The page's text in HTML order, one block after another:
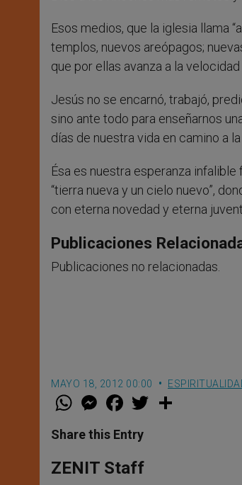
Esos medios, que la iglesia llama
templos, nuevos areópagos;
que por ellas avanza a la
Jesús no se encarnó, trabajó,
sino ante todo para enseñarnos
días de nuestra vida en camino a
Ésa es nuestra esperanza
“tierra nueva y un cielo nuevo”,
con eterna novedad y eterna
Publicaciones
Publicaciones no relacionadas.
MAYO 18, 2012 00:00
W
t
s
p
p
M
e
s
e
g
e
F
a
e
b
o
k
w
Share this Entry
ZENIT Staff